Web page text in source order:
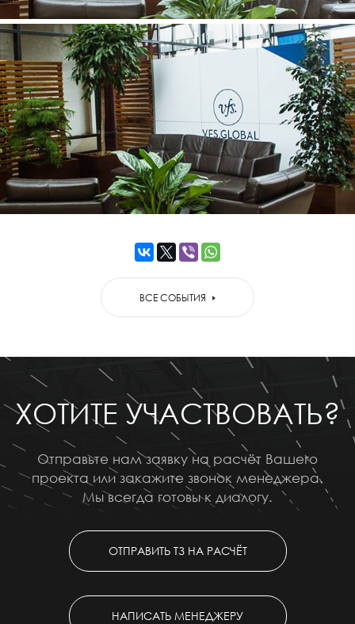
ВСЕ СОБЫТИЯ
ХОТИТЕ УЧАСТВОВАТЬ?
Отправьте нам заявку на расчёт Вашего
проекта или закажите звонок менеджера.
Мы всегда готовы к диалогу.
ОТПРАВИТЬ ТЗ НА РАСЧЁТ
НАПИСАТЬ МЕНЕДЖЕРУ